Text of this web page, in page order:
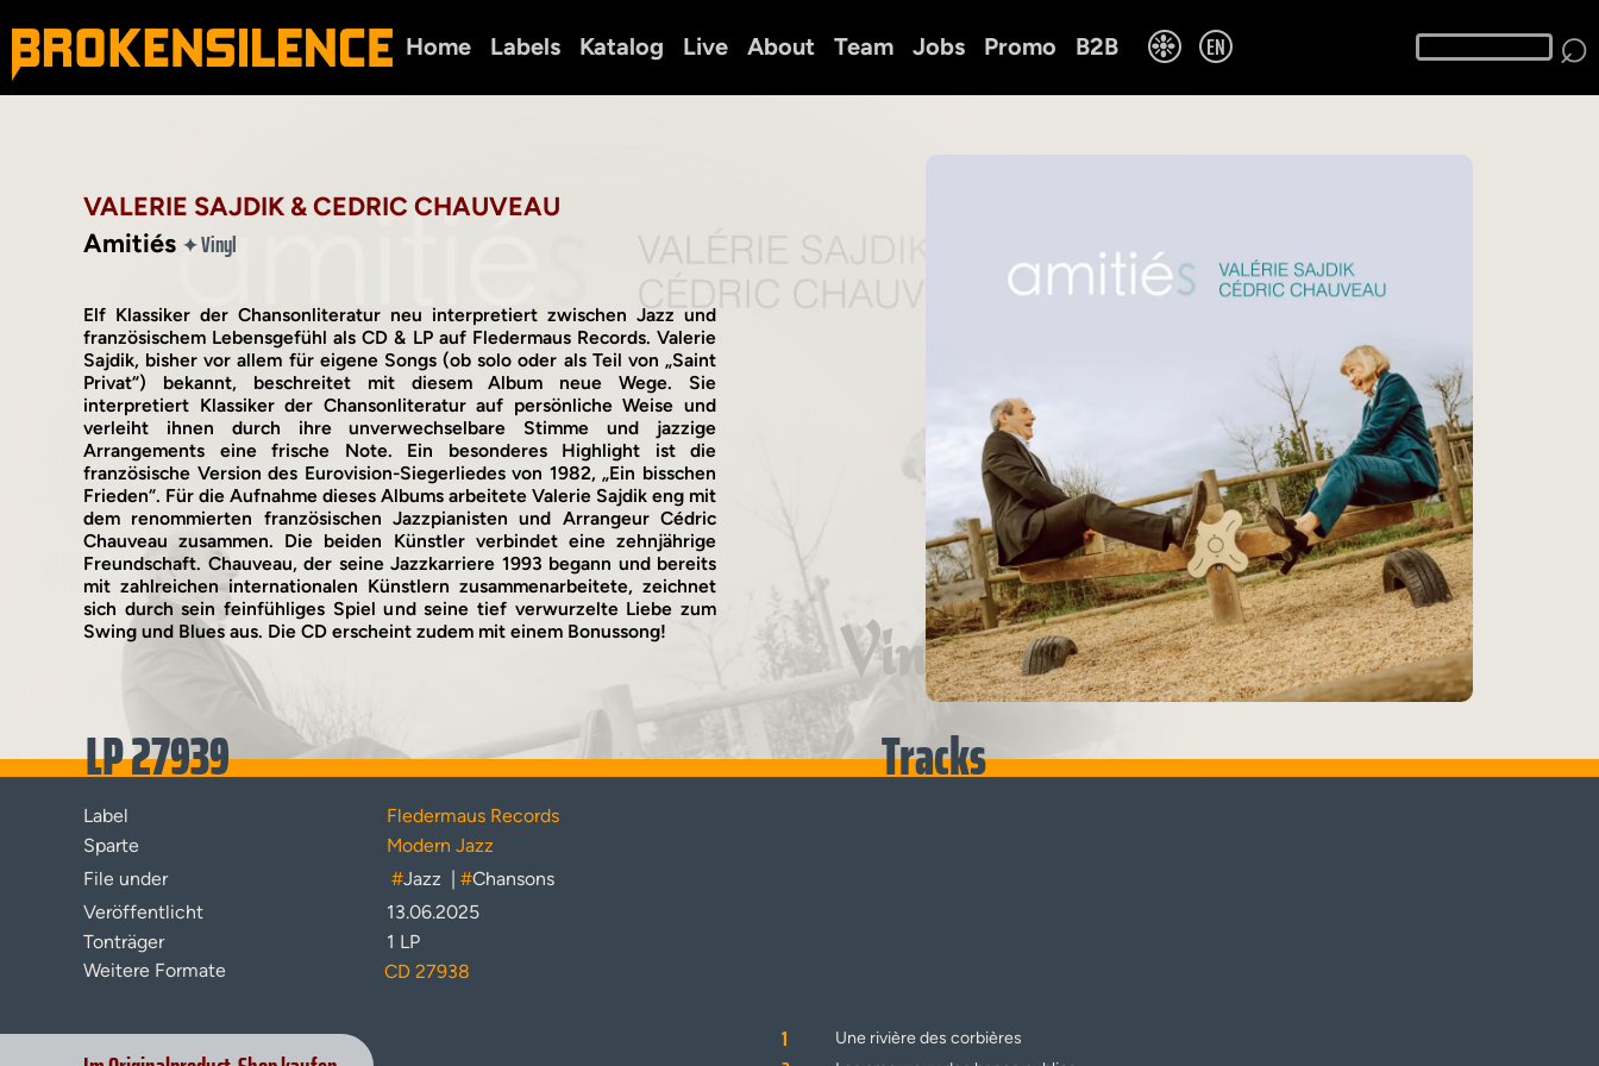
Vinyl
Home Labels Katalog Live About Team Jobs Promo B2B ❉ EN ⌕
VALERIE SAJDIK & CEDRIC CHAUVEAU
Amitiés ✦Vinyl
Elf Klassiker der Chansonliteratur neu interpretiert zwischen Jazz und
französischem Lebensgefühl als CD & LP auf Fledermaus Records. Valerie
Sajdik, bisher vor allem für eigene Songs (ob solo oder als Teil von „Saint
Privat“) bekannt, beschreitet mit diesem Album neue Wege. Sie
interpretiert Klassiker der Chansonliteratur auf persönliche Weise und
verleiht ihnen durch ihre unverwechselbare Stimme und jazzige
Arrangements eine frische Note. Ein besonderes Highlight ist die
französische Version des Eurovision-Siegerliedes von 1982, „Ein bisschen
Frieden“. Für die Aufnahme dieses Albums arbeitete Valerie Sajdik eng mit
dem renommierten französischen Jazzpianisten und Arrangeur Cédric
Chauveau zusammen. Die beiden Künstler verbindet eine zehnjährige
Freundschaft. Chauveau, der seine Jazzkarriere 1993 begann und bereits
mit zahlreichen internationalen Künstlern zusammenarbeitete, zeichnet
sich durch sein feinfühliges Spiel und seine tief verwurzelte Liebe zum
Swing und Blues aus. Die CD erscheint zudem mit einem Bonussong!
LP 27939 Tracks
Label
Fledermaus Records
Sparte
Modern Jazz
File under
#Jazz | #Chansons
Veröffentlicht
13.06.2025
Tonträger
1 LP
Weitere Formate
CD 27938
1 Une rivière des corbières